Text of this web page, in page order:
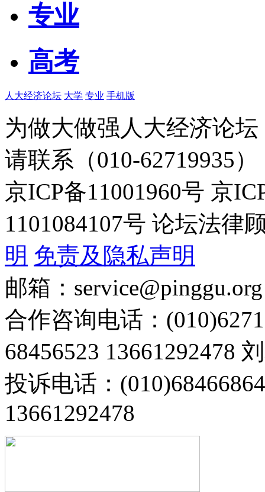
专业
高考
人大经济论坛 大学 专业 手机版
为做大做强人大经济论
请联系（010-62719935）
京ICP备11001960号 京
1101084107号 论坛法律
明 免责及隐私声明
邮箱：service@pinggu.org
合作咨询电话：
68456523 13661292478
投诉电话：
13661292478